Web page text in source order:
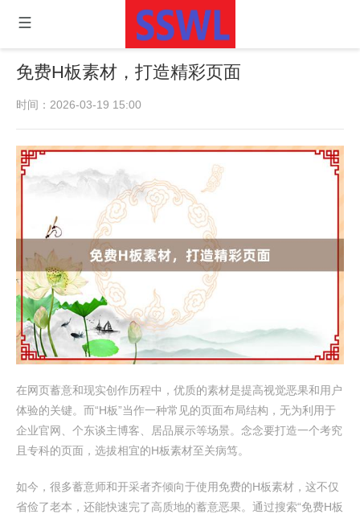
免费H板素材，打造精彩页面
时间：2026-03-19 15:00
在网页蓄意和现实创作历程中，优质的素材是提高视觉恶果和用户
体验的关键。而“H板”当作一种常见的页面布局结构，无为利用于
企业官网、个东谈主博客、居品展示等场景。念念要打造一个考究
且专科的页面，选拔相宜的H板素材至关病笃。
如今，很多蓄意师和开采者齐倾向于使用免费的H板素材，这不仅
省俭了老本，还能快速完了高质地的蓄意恶果。通过搜索“免费H板